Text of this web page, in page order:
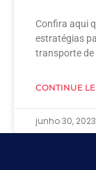
Confira aqui
estratégias
transporte de
CONTINUE
junho 30, 2023